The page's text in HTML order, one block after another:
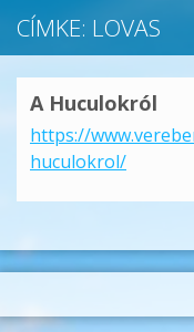
CÍMKE: LOVAS
A Huculokról
https://
huculokrol/